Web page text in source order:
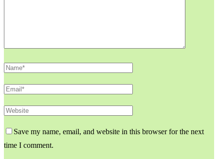
Save my name, email, and website in this browser for the next
time I comment.